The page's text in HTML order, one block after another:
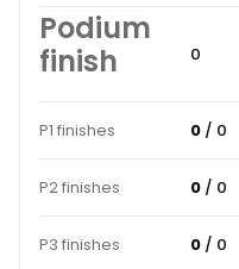
Podium
finish
0
P1 finishes 0 / 0
P2 finishes 0 / 0
P3 finishes 0 / 0